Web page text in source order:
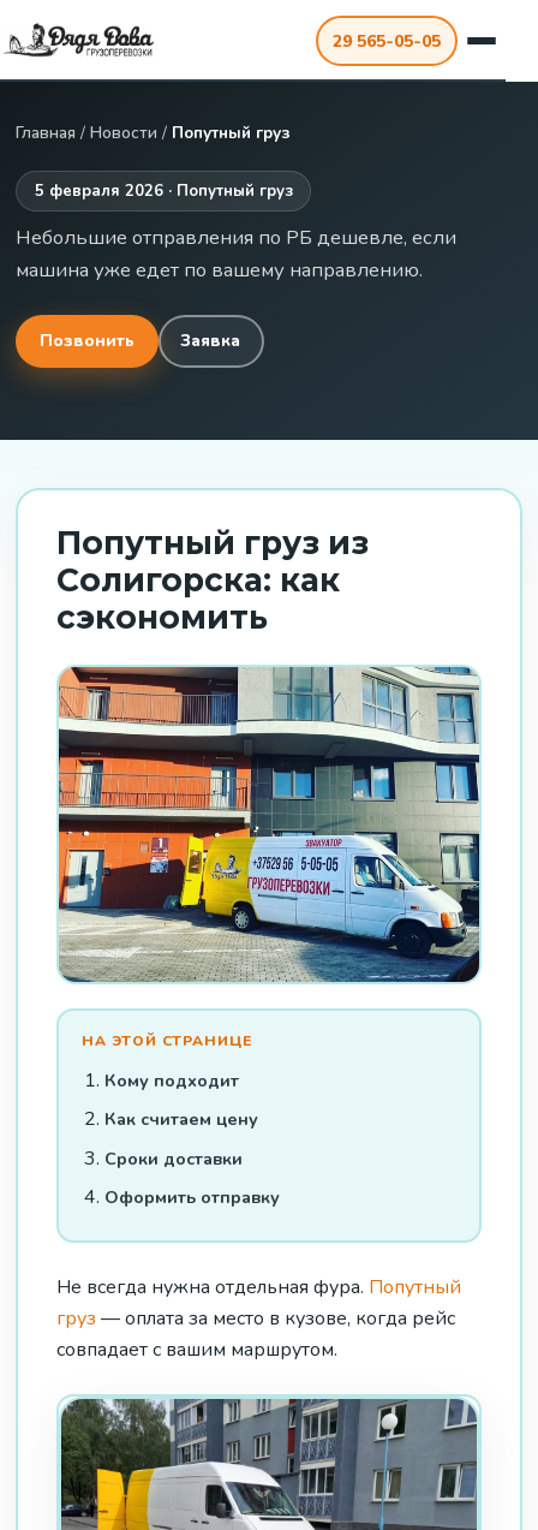
29 565-05-05
Главная /Новости / Попутный груз
5 февраля 2026 · Попутный груз
Небольшие отправления по РБ дешевле, если
машина уже едет по вашему направлению.
Позвонить Заявка
Попутный груз из
Солигорска: как
сэкономить
НА ЭТОЙ СТРАНИЦЕ
Кому подходит
Как считаем цену
Сроки доставки
Оформить отправку
Не всегда нужна отдельная фура. Попутный
груз — оплата за место в кузове, когда рейс
совпадает с вашим маршрутом.